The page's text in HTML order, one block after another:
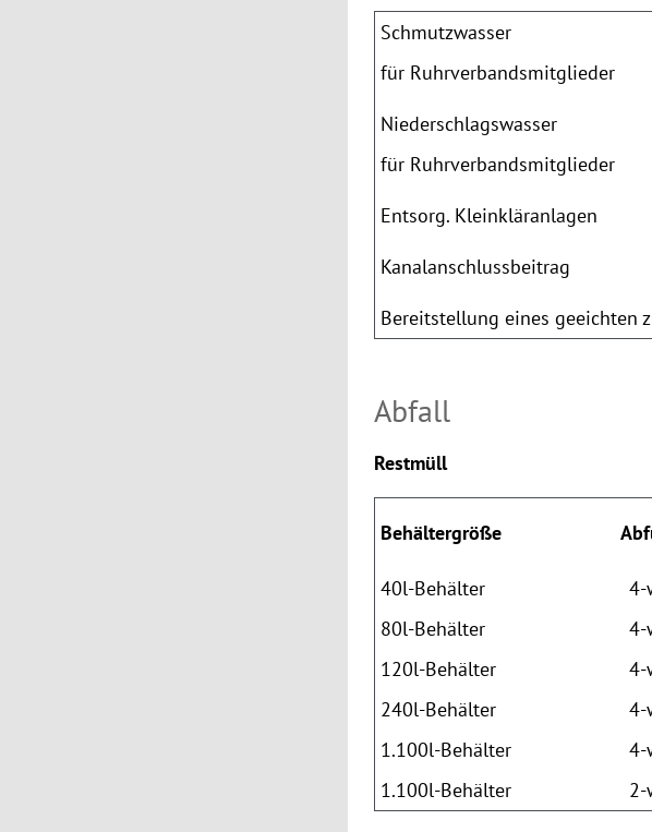
Schmutzwasser
für Ruhrverbandsmitglieder
Niederschlagswasser
für Ruhrverbandsmitglieder
Entsorg. Kleinkläranlagen
Kanalanschlussbeitrag
Bereitstellung eines geeichten
Abfall
Restmüll
Behältergröße
40l-Behälter
4-
80l-Behälter
4-
120l-Behälter
4-
240l-Behälter
4-
1.100l-Behälter
4-
1.100l-Behälter
2-